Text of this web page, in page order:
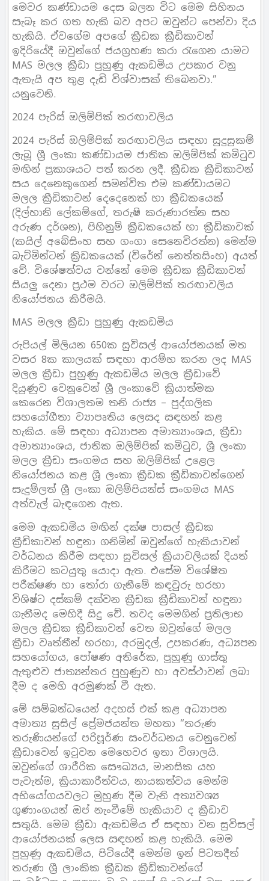
මෙවර කණ්ඩායම දෙස බලන විට මෙම සිහිනය
සැබෑ කර ගත හැකි බව අපට ඔවුන්ට පෙන්වා දිය
හැකියි. ඒවගේම අපගේ ක්‍රීඩක ක්‍රීඩිකාවන්
ඉදිරියේදී ඔවුන්ගේ ජයග්‍රහණ කරා රැගෙන යාමට
MAS මලල ක්‍රීඩා පුහුණු ඇකඩමිය උපකාර වනු
ඇතැයි අප තුළ දැඩි විශ්වාසක් තිබෙනවා.”
යනුවෙනි.
2024 පැරිස් ඔලිම්පික් තරඟාවලිය
2024 පැරිස් ඔලිම්පික් තරඟාවලිය සඳහා සුදුසුකම්
ලැබූ ශ්‍රී ලංකා කණ්ඩායම ජාතික ඔලිම්පික් කමිටුව
මඟින් ප්‍රකාශයට පත් කරන ලදී. ක්‍රීඩක ක්‍රීඩිකාවන්
සය දෙනෙකුගෙන් සමන්විත එම කණ්ඩායමට
මලල ක්‍රීඩිකාවන් දෙදෙනෙක් හා ක්‍රීඩකයෙක්
(දිල්හානි ලේකම්ගේ, තරුෂි කරුණාරත්න සහ
අරුණ දර්ශන), පිහිනුම් ක්‍රීඩකයෙක් හා ක්‍රීඩිකාවක්
(කයිල් අබේසිංහ සහ ගංගා සෙනෙවිරත්න) මෙන්ම
බැට්මින්ටන් ක්‍රිඩකයෙක් (විරේන් නෙත්තසිංහ) අයත්
වේ. විශේෂත්වය වන්නේ මෙම ක්‍රීඩක ක්‍රීඩිකාවන්
සියලු දෙනා ප්‍රථම වරට ඔලිම්පික් තරඟාවලිය
නියෝජනය කිරීමයි.
MAS මලල ක්‍රීඩා පුහුණු ඇකඩමිය
රුපියල් මිලියන 650ක සුවිසල් ආයෝජනයක් මත
වසර 8ක කාලයක් සඳහා ආරම්භ කරන ලද MAS
මලල ක්‍රීඩා පුහුණු ඇකඩමිය මලල ක්‍රීඩාවේ
දියුණුව වෙනුවෙන් ශ්‍රී ලංකාවේ ක්‍රියාත්මක
කෙරෙන විශාලතම තනි රාජ්‍ය – පුද්ගලික
සහයෝගීතා ව්‍යාපෘතිය ලෙසද සඳහන් කළ
හැකිය. මේ සඳහා අධ්‍යාපන අමාත්‍යාංශය, ක්‍රීඩා
අමාත්‍යාංශය, ජාතික ඔලිම්පික් කමිටුව, ශ්‍රී ලංකා
මලල ක්‍රීඩා සංගමය සහ ඔලිම්පික් උළෙල
නියෝජනය කළ ශ්‍රී ලංකා ක්‍රීඩක ක්‍රීඩිකාවන්ගෙන්
සැදුම්ලත් ශ්‍රී ලංකා ඔලිම්පියන්ස් සංගමය MAS
අත්වැල් බැඳගෙන ඇත.
මෙම ඇකඩමිය මඟින් දක්ෂ පාසල් ක්‍රීඩක
ක්‍රීඩිකාවන් හඳුනා ගනිමින් ඔවුන්ගේ හැකියාවන්
වර්ධනය කිරීම සඳහා සුවිසල් ක්‍රියාවලියක් දියත්
කිරීමට කටයුතු යොදා ඇත. එසේම විශේෂිත
පරීක්ෂණ හා තෝරා ගැනීමේ කඳවුරු හරහා
විශිෂ්ට දස්කම් දක්වන ක්‍රීඩක ක්‍රීඩිකාවන් හඳුනා
ගැනීමද මෙහිදී සිදු වේ. තවද මෙමගින් ප්‍රතිලාභ
මලල ක්‍රීඩක ක්‍රීඩිකාවන් වෙත ඔවුන්ගේ මලල
ක්‍රීඩා වෘත්තීන් හරහා, අරමුදල්, උපකරණ, අධ්‍යපන
සහයෝගය, පෝෂණ අතිරේක, පුහුණු ගාස්තු
ඇතුළුව ජාත්‍යන්තර පුහුණුව හා අවස්ථාවන් ලබා
දීම ද මෙහි අරමුණක් වී ඇත.
මේ සම්බන්ධයෙන් අදහස් එක් කළ අධ්‍යාපන
අමාත්‍ය සුසිල් ප්‍රේමජයන්ත මහතා “තරුණ
තරුණියන්ගේ පරිපූර්ණ සංවර්ධනය වෙනුවෙන්
ක්‍රීඩාවෙන් ඉටුවන මෙහෙවර ඉතා විශාලයි.
ඔවුන්ගේ ශාරීරික සෞඛ්‍යය, මානසික යහ
පැවැත්ම, ක්‍රියාකාරීත්වය, නායකත්වය මෙන්ම
අභියෝගයවලට මුහුණ දීම වැනි අත්‍යවශ්‍ය
ගුණාංගයන් ඔප් නැංවීමේ හැකියාව ද ක්‍රීඩාව
සතුයි. මෙම ක්‍රීඩා ඇකඩමිය ඒ සඳහා වන සුවිසල්
ආයෝජනයක් ලෙස සඳහන් කළ හැකියි. මෙම
පුහුණු ඇකඩමිය, පිටියේදී මෙන්ම ඉන් පිටතදීත්
තරුණ ශ්‍රී ලාංකික ක්‍රීඩක ක්‍රීඩිකාවන්ගේ